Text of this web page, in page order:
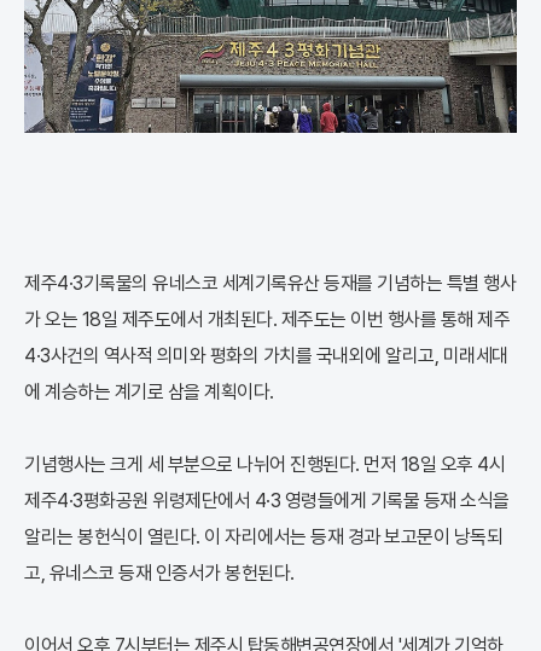
제주4·3기록물의 유네스코 세계기록유산 등재를 기념하는 특별 행사
가 오는 18일 제주도에서 개최된다. 제주도는 이번 행사를 통해 제주
4·3사건의 역사적 의미와 평화의 가치를 국내외에 알리고, 미래세대
에 계승하는 계기로 삼을 계획이다.
기념행사는 크게 세 부분으로 나뉘어 진행된다. 먼저 18일 오후 4시
제주4·3평화공원 위령제단에서 4·3 영령들에게 기록물 등재 소식을
알리는 봉헌식이 열린다. 이 자리에서는 등재 경과 보고문이 낭독되
고, 유네스코 등재 인증서가 봉헌된다.
이어서 오후 7시부터는 제주시 탑동해변공연장에서 '세계가 기억하